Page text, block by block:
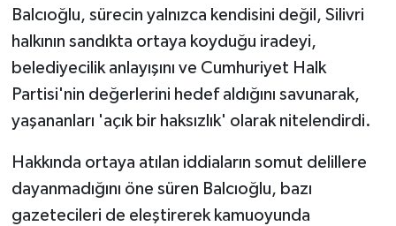
Balcıoğlu, sürecin yalnızca kendisini değil, Silivri
halkının sandıkta ortaya koyduğu iradeyi,
belediyecilik anlayışını ve Cumhuriyet Halk
Partisi'nin değerlerini hedef aldığını savunarak,
yaşananları 'açık bir haksızlık' olarak nitelendirdi.
Hakkında ortaya atılan iddiaların somut delillere
dayanmadığını öne süren Balcıoğlu, bazı
gazetecileri de eleştirerek kamuoyunda